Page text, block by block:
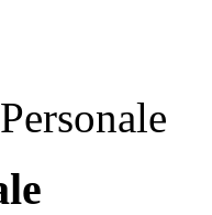
Personale